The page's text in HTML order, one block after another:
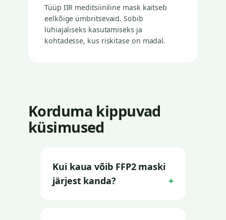
Tüüp IIR meditsiiniline mask kaitseb
eelkõige ümbritsevaid. Sobib
lühiajaliseks kasutamiseks ja
kohtadesse, kus riskitase on madal.
Korduma kippuvad
küsimused
Kui kaua võib FFP2 maski
järjest kanda?